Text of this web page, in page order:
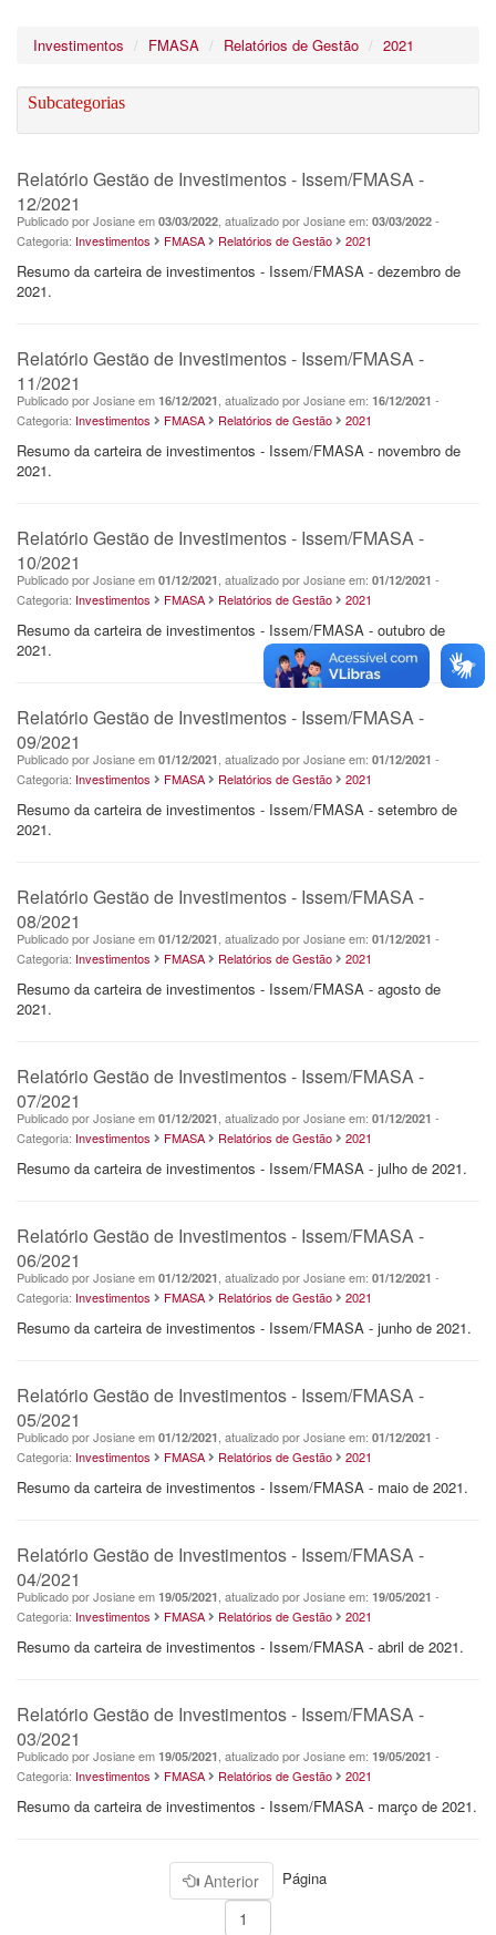
Investimentos FMASA Relatórios de Gestão 2021
Subcategorias
Relatório Gestão de Investimentos - Issem/FMASA -
12/2021
Publicado por Josiane em 03/03/2022 , atualizado por Josiane em: 03/03/2022 -
Categoria: Investimentos FMASA Relatórios de Gestão 2021
Resumo da carteira de investimentos - Issem/FMASA - dezembro de
2021.
Relatório Gestão de Investimentos - Issem/FMASA -
11/2021
Publicado por Josiane em 16/12/2021 , atualizado por Josiane em: 16/12/2021 -
Categoria: Investimentos FMASA Relatórios de Gestão 2021
Resumo da carteira de investimentos - Issem/FMASA - novembro de
2021.
Relatório Gestão de Investimentos - Issem/FMASA -
10/2021
Publicado por Josiane em 01/12/2021 , atualizado por Josiane em: 01/12/2021 -
Categoria: Investimentos FMASA Relatórios de Gestão 2021
Resumo da carteira de investimentos - Issem/FMASA - outubro de
2021.
Relatório Gestão de Investimentos - Issem/FMASA -
09/2021
Publicado por Josiane em 01/12/2021 , atualizado por Josiane em: 01/12/2021 -
Categoria: Investimentos FMASA Relatórios de Gestão 2021
Resumo da carteira de investimentos - Issem/FMASA - setembro de
2021.
Relatório Gestão de Investimentos - Issem/FMASA -
08/2021
Publicado por Josiane em 01/12/2021 , atualizado por Josiane em: 01/12/2021 -
Categoria: Investimentos FMASA Relatórios de Gestão 2021
Resumo da carteira de investimentos - Issem/FMASA - agosto de
2021.
Relatório Gestão de Investimentos - Issem/FMASA -
07/2021
Publicado por Josiane em 01/12/2021 , atualizado por Josiane em: 01/12/2021 -
Categoria: Investimentos FMASA Relatórios de Gestão 2021
Resumo da carteira de investimentos - Issem/FMASA - julho de 2021.
Relatório Gestão de Investimentos - Issem/FMASA -
06/2021
Publicado por Josiane em 01/12/2021 , atualizado por Josiane em: 01/12/2021 -
Categoria: Investimentos FMASA Relatórios de Gestão 2021
Resumo da carteira de investimentos - Issem/FMASA - junho de 2021.
Relatório Gestão de Investimentos - Issem/FMASA -
05/2021
Publicado por Josiane em 01/12/2021 , atualizado por Josiane em: 01/12/2021 -
Categoria: Investimentos FMASA Relatórios de Gestão 2021
Resumo da carteira de investimentos - Issem/FMASA - maio de 2021.
Relatório Gestão de Investimentos - Issem/FMASA -
04/2021
Publicado por Josiane em 19/05/2021 , atualizado por Josiane em: 19/05/2021 -
Categoria: Investimentos FMASA Relatórios de Gestão 2021
Resumo da carteira de investimentos - Issem/FMASA - abril de 2021.
Relatório Gestão de Investimentos - Issem/FMASA -
03/2021
Publicado por Josiane em 19/05/2021 , atualizado por Josiane em: 19/05/2021 -
Categoria: Investimentos FMASA Relatórios de Gestão 2021
Resumo da carteira de investimentos - Issem/FMASA - março de 2021.
Anterior Página